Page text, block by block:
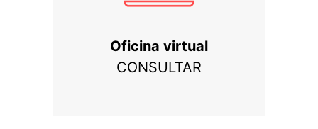
Oficina virtual
CONSULTAR